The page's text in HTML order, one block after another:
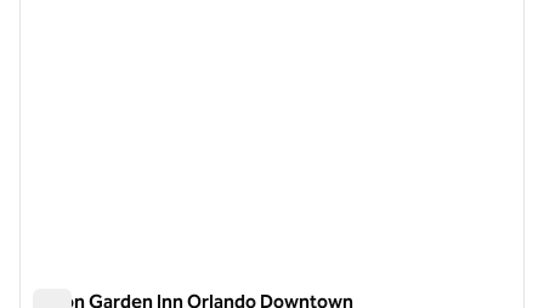
Hilton Garden Inn Orlando Downtown